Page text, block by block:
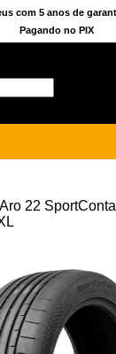
com 5 anos de
Pagando no PIX
22